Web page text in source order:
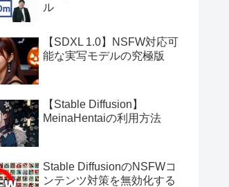
ル
【SDXL 1.0】NSFW対応可
能な実写モデルの究極版
【Stable Diffusion】
MeinaHentaiの利用方法
Stable DiffusionのNSFWコ
ンテンツ対策を無効化する